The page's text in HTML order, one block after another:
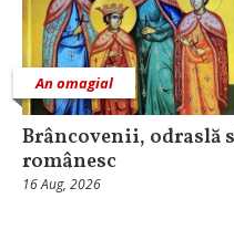
An omagial
Brâncovenii, odraslă
românesc
16 Aug, 2026